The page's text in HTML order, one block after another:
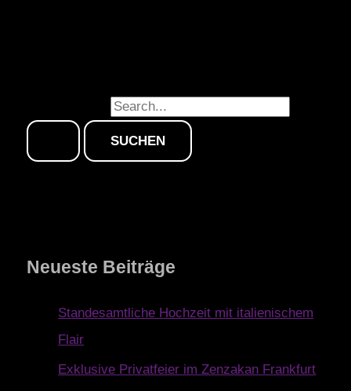
Neueste Beiträge
Standesamtliche Hochzeit mit italienischem
Flair
Exklusive Privatfeier im Zenzakan Frankfurt